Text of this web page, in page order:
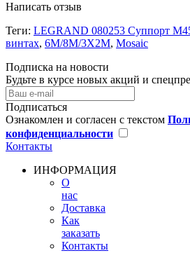
Написать отзыв
Теги: LEGRAND 080253 Суппорт
винтах, 6M/8М/3Х2М, Mosaic
Подписка на новости
Будьте в курсе новых акций и
Подписаться
Ознакомлен и согласен с текстом
конфиденциальности
Контакты
ИНФОРМАЦИЯ
О
нас
Доставка
Как
заказать
Контакты